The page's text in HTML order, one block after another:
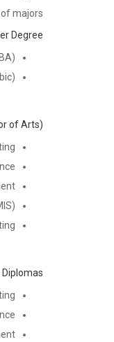
majors:
Degree:
of Arts):
Diplomas: